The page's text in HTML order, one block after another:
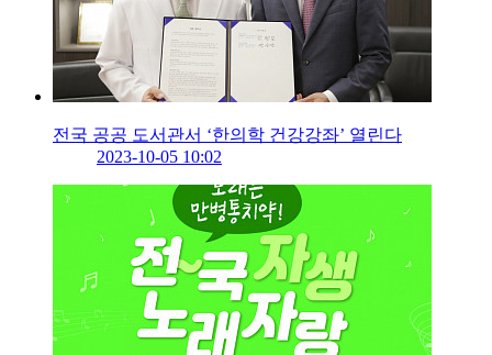
전국 공공 도서관서 ‘한의학 건강강좌’ 열린다
2023-10-05 10:02